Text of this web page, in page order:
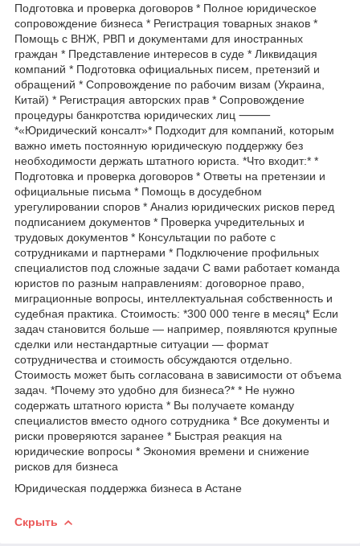
Подготовка и проверка договоров * Полное юридическое
сопровождение бизнеса * Регистрация товарных знаков *
Помощь с ВНЖ, РВП и документами для иностранных
граждан * Представление интересов в суде * Ликвидация
компаний * Подготовка официальных писем, претензий и
обращений * Сопровождение по рабочим визам (Украина,
Китай) * Регистрация авторских прав * Сопровождение
процедуры банкротства юридических лиц ⸻
*«Юридический консалт»* Подходит для компаний, которым
важно иметь постоянную юридическую поддержку без
необходимости держать штатного юриста. *Что входит:* *
Подготовка и проверка договоров * Ответы на претензии и
официальные письма * Помощь в досудебном
урегулировании споров * Анализ юридических рисков перед
подписанием документов * Проверка учредительных и
трудовых документов * Консультации по работе с
сотрудниками и партнерами * Подключение профильных
специалистов под сложные задачи С вами работает команда
юристов по разным направлениям: договорное право,
миграционные вопросы, интеллектуальная собственность и
судебная практика. Стоимость: *300 000 тенге в месяц* Если
задач становится больше — например, появляются крупные
сделки или нестандартные ситуации — формат
сотрудничества и стоимость обсуждаются отдельно.
Стоимость может быть согласована в зависимости от объема
задач. *Почему это удобно для бизнеса?* * Не нужно
содержать штатного юриста * Вы получаете команду
специалистов вместо одного сотрудника * Все документы и
риски проверяются заранее * Быстрая реакция на
юридические вопросы * Экономия времени и снижение
рисков для бизнеса
Юридическая поддержка бизнеса в Астане
Скрыть